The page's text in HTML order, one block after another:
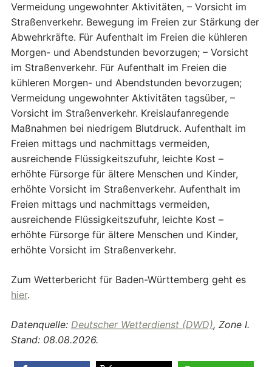
Vermeidung ungewohnter Aktivitäten, – Vorsicht im
Straßenverkehr. Bewegung im Freien zur Stärkung der
Abwehrkräfte. Für Aufenthalt im Freien die kühleren
Morgen- und Abendstunden bevorzugen; – Vorsicht
im Straßenverkehr. Für Aufenthalt im Freien die
kühleren Morgen- und Abendstunden bevorzugen;
Vermeidung ungewohnter Aktivitäten tagsüber, –
Vorsicht im Straßenverkehr. Kreislaufanregende
Maßnahmen bei niedrigem Blutdruck. Aufenthalt im
Freien mittags und nachmittags vermeiden,
ausreichende Flüssigkeitszufuhr, leichte Kost –
erhöhte Fürsorge für ältere Menschen und Kinder,
erhöhte Vorsicht im Straßenverkehr. Aufenthalt im
Freien mittags und nachmittags vermeiden,
ausreichende Flüssigkeitszufuhr, leichte Kost –
erhöhte Fürsorge für ältere Menschen und Kinder,
erhöhte Vorsicht im Straßenverkehr.
Zum Wetterbericht für Baden-Württemberg geht es
hier.
Datenquelle: Deutscher Wetterdienst (DWD), Zone I.
Stand: 08.08.2026.